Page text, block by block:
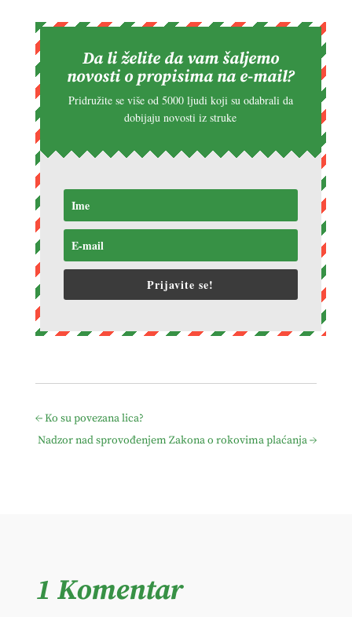
Da li želite da vam šaljemo
novosti o propisima na e-mail?
Pridružite se više od 5000 ljudi koji su odabrali da
dobijaju novosti iz struke
Prijavite se!
←Ko su povezana lica?
Nadzor nad sprovođenjem Zakona o rokovima plaćanja→
1 Komentar